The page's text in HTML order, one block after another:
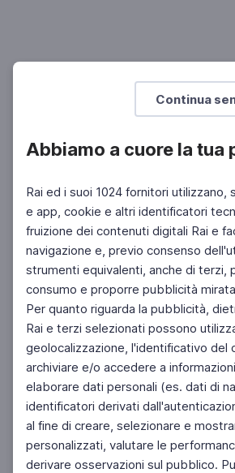
Continua
Abbiamo a cuore la tua
Rai ed i suoi 1024 fornitori utilizzano,
e app, cookie e altri identificatori
fruizione dei contenuti digitali Rai e
navigazione e, previo consenso
strumenti equivalenti, anche di terzi,
consumo e proporre pubblicità
Per quanto riguarda la pubblicità,
Rai e terzi selezionati possono
geolocalizzazione, l'identificativo del
archiviare e/o accedere a
elaborare dati personali (es. dati di
identificatori derivati
al fine di creare, selezionare e
personalizzati, valutare le
derivare osservazioni sul pubblico.
Pearl Harbor. Il giorno